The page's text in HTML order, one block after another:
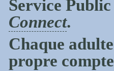
Service
Connect.
Chaque
propre